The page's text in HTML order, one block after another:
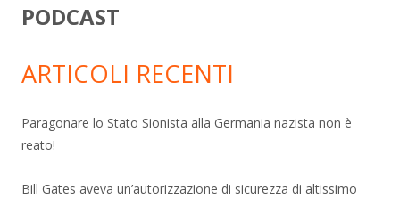
PODCAST
ARTICOLI RECENTI
Paragonare lo Stato Sionista alla Germania nazista non è
reato!
Bill Gates aveva un’autorizzazione di sicurezza di altissimo